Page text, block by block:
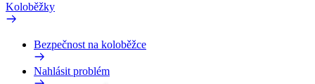
Koloběžky
Bezpečnost na koloběžce
Nahlásit problém